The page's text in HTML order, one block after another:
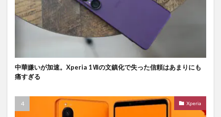
中華嫌いが加速。Xperia 1Ⅶの文鎮化で失った信頼はあまりにも
痛すぎる
Xperia